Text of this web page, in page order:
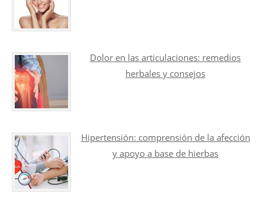
Dolor en las articulaciones: remedios
herbales y consejos
Hipertensión: comprensión de la afección
y apoyo a base de hierbas